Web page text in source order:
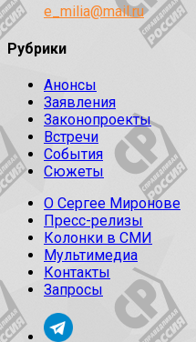
e_milia@mail.ru
Рубрики
Анонсы
Заявления
Законопроекты
Встречи
События
Сюжеты
О Сергее Миронове
Пресс-релизы
Колонки в СМИ
Мультимедиа
Контакты
Запросы